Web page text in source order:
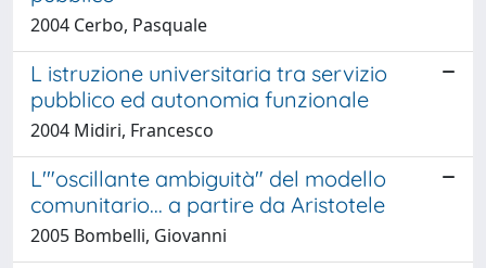
2004 Cerbo, Pasquale
L istruzione universitaria tra servizio
pubblico ed autonomia funzionale
2004 Midiri, Francesco
L'"oscillante ambiguità" del modello
comunitario... a partire da Aristotele
2005 Bombelli, Giovanni